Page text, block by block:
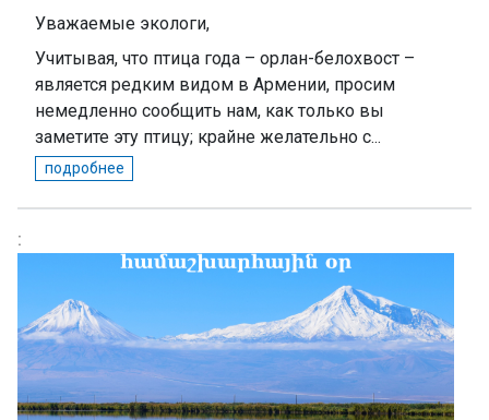
Уважаемые экологи,
Учитывая, что птица года – орлан-белохвост –
является редким видом в Армении, просим
немедленно сообщить нам, как только вы
заметите эту птицу; крайне желательно с...
подробнее